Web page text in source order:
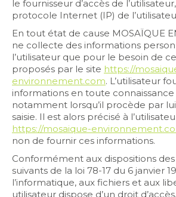
le fournisseur d’accès de
protocole Internet (IP) de
En tout état de cause MOSAÏQUE
ne collecte des informations
l’utilisateur que pour le besoin de
proposés par le site https://
environnement.com. L’utilisateur
informations en toute connaissance
notamment lorsqu’il procède par
saisie. Il est alors précisé à
https://mosaique-
non de fournir ces informations.
Conformément aux dispositions
suivants de la loi 78-17 du 6 janvier
l’informatique, aux fichiers et aux
utilisateur dispose d’un droit